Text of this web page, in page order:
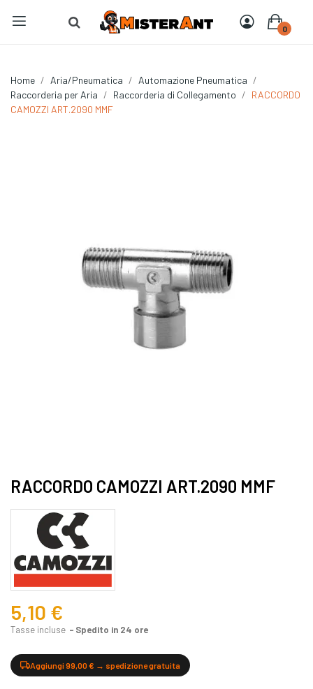
0
Home Aria/Pneumatica
Automazione Pneumatica
Raccorderia per Aria
Raccorderia di Collegamento
RACCORDO
CAMOZZI ART.2090 MMF
RACCORDO CAMOZZI ART.2090 MMF
5,10 €
Tasse incluse Spedito in 24 ore
Aggiungi 99,00 € → spedizione gratuita